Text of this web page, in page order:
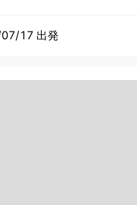
17 出発